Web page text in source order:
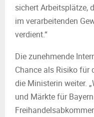
sichert Arbeitsplätze,
im verarbeitenden
verdient.“
Die zunehmende
Chance als Risiko für
die Ministerin weiter.
und Märkte für